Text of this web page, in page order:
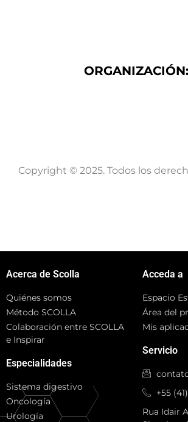
ORGANIZACIÓN:
Copyright © 2025. Todos los
Acerca de Scolla
Quiénes somos
Método SCOLLA
Colaboración entre SCOLLA
e Inspirar
Especialidades
Sistema digestivo
Oncología
Urología
Acceda a
Espacio
Área del
Mis
Servicio
+55
Rua Idair